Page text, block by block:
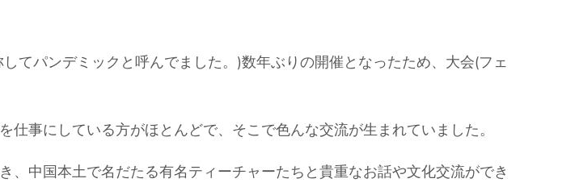
てパンデミックと呼んでました。)数年ぶりの開催となったため、大会(フェ
事にしている方がほとんどで、そこで色んな交流が生まれていました。
中国本土で名だたる有名ティーチャーたちと貴重なお話や文化交流ができ